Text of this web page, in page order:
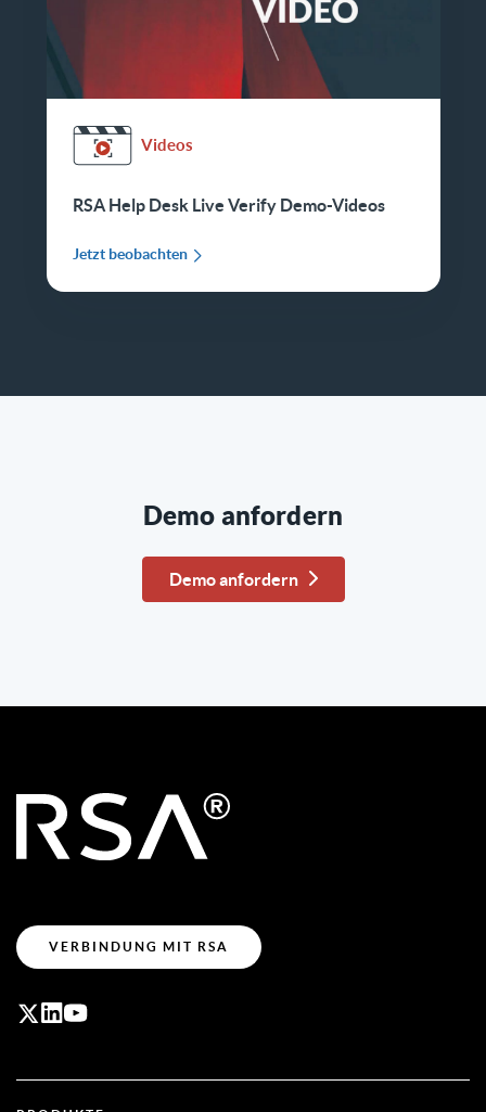
Videos
RSA Help Desk Live Verify Demo-Videos
Jetzt beobachten
Demo anfordern
Demo anfordern
VERBINDUNG MIT RSA